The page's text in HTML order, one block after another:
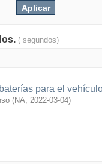
( segundos)
para el
(NA, 2022-03-04)